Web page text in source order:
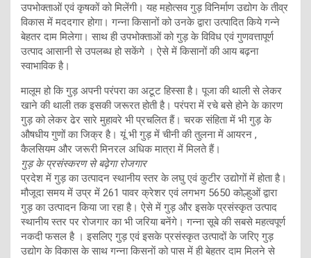
उपभोक्ताओं एवं कृषकों को मिलेंगी। यह महोत्सव गुड़ विनिर्माण उद्योग के तीव्र
विकास में मददगार होगा। गन्ना किसानों को उनके द्वारा उत्पादित किये गन्ने
बेहतर दाम मिलेगा। साथ ही उपभोक्ताओं को गुड़ के विविध एवं गुणवत्तापूर्ण
उत्पाद आसानी से उपलब्ध हो सकेंगे । ऐसे में किसानों की आय बढ़ना
स्वाभाविक है।
मालूम हो कि गुड़ अपनी परंपरा का अटूट हिस्सा है। पूजा की थाली से लेकर
खाने की थाली तक इसकी जरूरत होती है। परंपरा में रचे बसे हाेने के कारण
गुड़ को लेकर ढेर सारे मुहावरे भी प्रचलित हैं। चरक संहिता में भी गुड़ के
औषधीय गुणों का जिक्र है। यूं भी गुड़ में चीनी की तुलना में आयरन ,
कैलसियम और जरूरी मिनरल अधिक मात्रा में मिलते हैं।
गुड़ के प्रसंस्करण से बढ़ेगा रोजगार
प्रदेश में गुड़ का उत्पादन स्थानीय स्तर के लघु एवं कुटीर उद्योगों में होता है।
मौजूदा समय में उप्र में 261 पावर क्रेशर एवं लगभग 5650 कोल्हुओं द्वारा
गुड़ का उत्पादन किया जा रहा है। ऐसे में गुड़ और इसके प्रसंस्कृत उत्पाद
स्थानीय स्तर पर रोजगार का भी जरिया बनेंगे। गन्ना सूबे की सबसे महत्वपूर्ण
नकदी फसल है । इसलिए गुड़ एवं इसके प्रसंस्कृत उत्पादों के जरिए गुड़
उद्योग के विकास के साथ गन्ना किसनाें को पास में ही बेहतर दाम मिलने से